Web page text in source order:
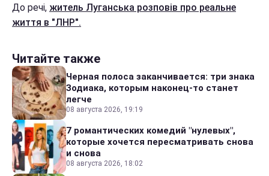
До речі, житель Луганська розповів про реальне
життя в "ЛНР".
Читайте также
Черная полоса заканчивается: три знака
Зодиака, которым наконец-то станет
легче
08 августа 2026, 19:19
7 романтических комедий "нулевых",
которые хочется пересматривать снова
и снова
08 августа 2026, 18:02